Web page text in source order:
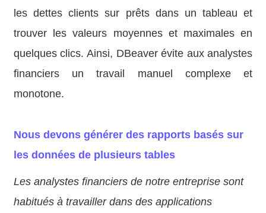
les dettes clients sur prêts dans un tableau et
trouver les valeurs moyennes et maximales en
quelques clics. Ainsi, DBeaver évite aux analystes
financiers un travail manuel complexe et
monotone.
Nous devons générer des rapports basés sur
les données de plusieurs tables
Les analystes financiers de notre entreprise sont
habitués à travailler dans des applications